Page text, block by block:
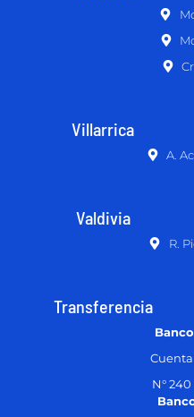
Villarrica
A.
Valdivia
R.
Transferencia
N°